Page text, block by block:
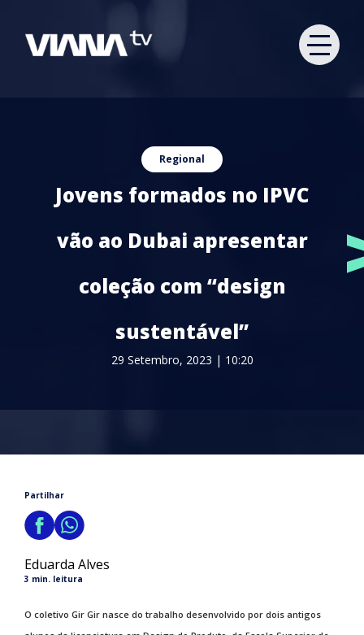
Regional
Jovens formados no IPVC
vão ao Dubai apresentar
coleção com “design
sustentável”
29 Setembro, 2023 | 10:20
Partilhar
Eduarda Alves
3 min. leitura
O coletivo Gir Gir nasce do trabalho desenvolvido por dois antigos